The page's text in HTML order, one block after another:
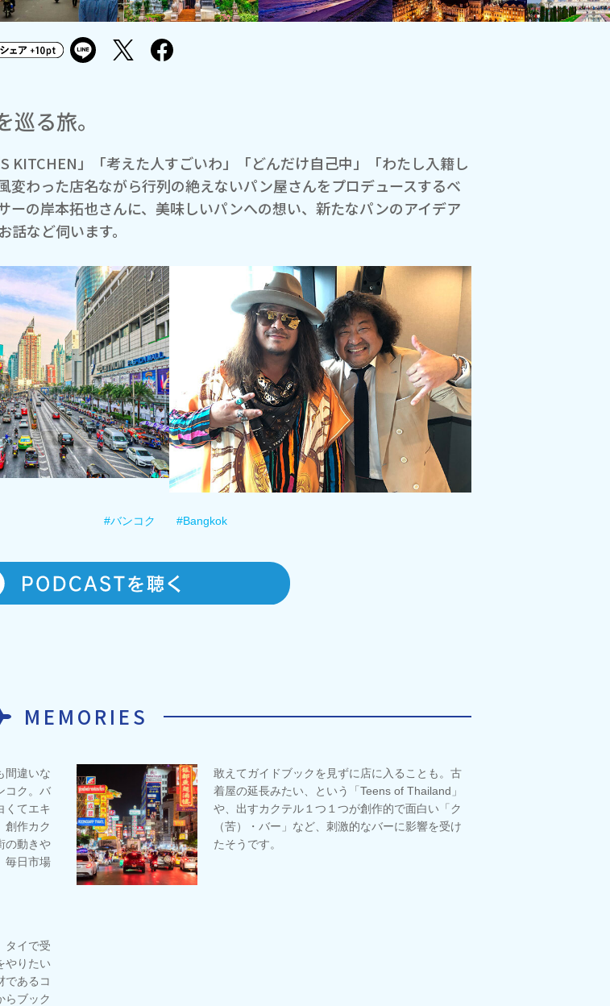
る旅。
KITCHEN」「考えた人すごいわ」「どんだけ自己中」「わたし入籍し
変わった店名ながら行列の絶えないパン屋さんをプロデュースするベ
ーの岸本拓也さんに、美味しいパンへの想い、新たなパンのアイデア
話など伺います。
#バンコク #Bangkok
MEMORIES
間違いな
コク。バ
くてエキ
創作カク
の動きや
毎日市場
敢えてガイドブックを見ずに店に入ることも。古
着屋の延長みたい、という「Teens of Thailand」
や、出すカクテル１つ１つが創作的で面白い「ク
（苦）・バー」など、刺激的なバーに影響を受け
たそうです。
タイで受
やりたい
であるコ
らブック